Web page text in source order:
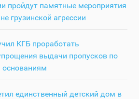
пройдут памятные мероприятия
грузинской агрессии
КГБ проработать
выдачи пропусков по
единственный детский дом в